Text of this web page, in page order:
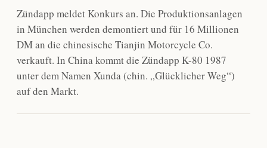
Zündapp meldet Konkurs an. Die Produktionsanlagen
in München werden demontiert und für 16 Millionen
DM an die chinesische Tianjin Motorcycle Co.
verkauft. In China kommt die Zündapp K-80 1987
unter dem Namen Xunda (chin. „Glücklicher Weg“)
auf den Markt.